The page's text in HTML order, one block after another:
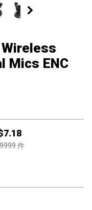
Wireless
Mics ENC
7.18
件